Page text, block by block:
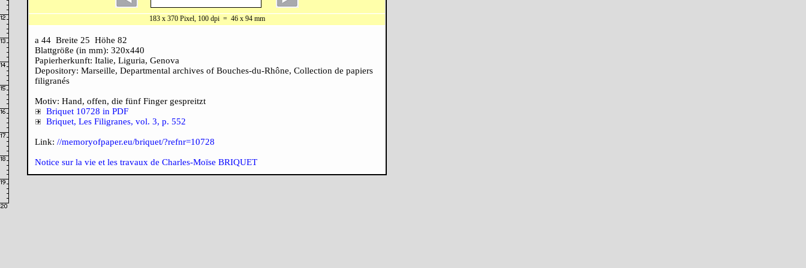
a 44 Breite 25 Höhe 82
Blattgröße (in mm): 320x440
Papierherkunft: Italie, Liguria, Genova
Depository: Marseille, Departmental archives of Bouches-du-Rhône, Collection de papiers
filigranés
Motiv: Hand, offen, die fünf Finger gespreitzt
Briquet 10728 in PDF
Briquet, Les Filigranes, vol. 3, p. 552
Link: //memoryofpaper.eu/briquet/?refnr=10728
Notice sur la vie et les travaux de Charles-Moïse BRIQUET
183 x 370 Pixel, 100 dpi = 46 x 94 mm